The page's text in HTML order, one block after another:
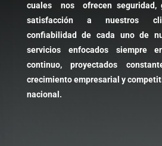
cuales nos ofrecen seguridad,
satisfacción a nuestros
confiabilidad de cada uno de
servicios enfocados siempre
continuo, proyectados
crecimiento empresarial y
nacional.